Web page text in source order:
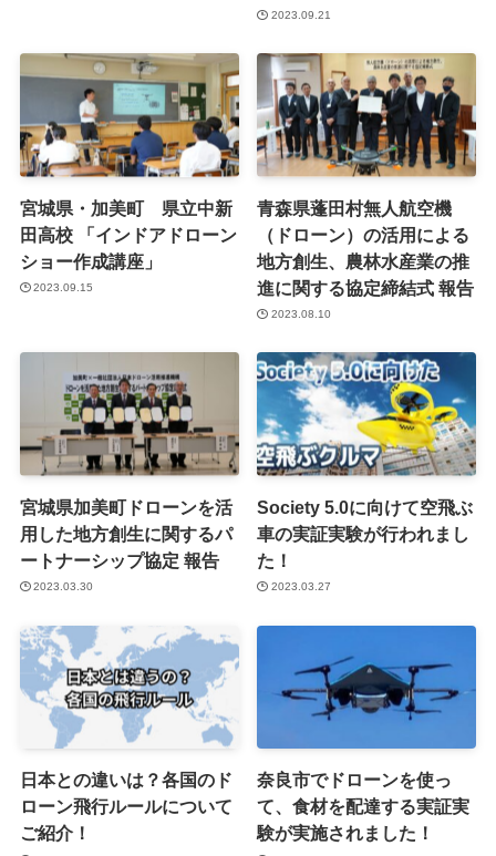
2023.09.21
宮城県・加美町 県立中新
田高校 「インドアドローン
ショー作成講座」
2023.09.15
青森県蓬田村無人航空機
（ドローン）の活用による
地方創生、農林水産業の推
進に関する協定締結式 報告
2023.08.10
宮城県加美町ドローンを活
用した地方創生に関するパ
ートナーシップ協定 報告
2023.03.30
Society 5.0に向けて空飛ぶ
車の実証実験が行われまし
た！
2023.03.27
日本との違いは？各国のド
ローン飛行ルールについて
ご紹介！
奈良市でドローンを使っ
て、食材を配達する実証実
験が実施されました！